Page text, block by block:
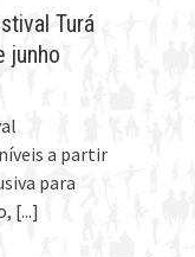
Turá
junho
a partir
para
[...]